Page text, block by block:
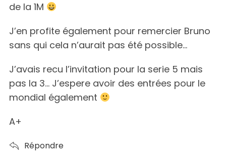
de la 1M
J’en profite également pour remercier Bruno
sans qui cela n’aurait pas été possible…
J’avais recu l’invitation pour la serie 5 mais
pas la 3… J’espere avoir des entrées pour le
mondial également
A+
Répondre